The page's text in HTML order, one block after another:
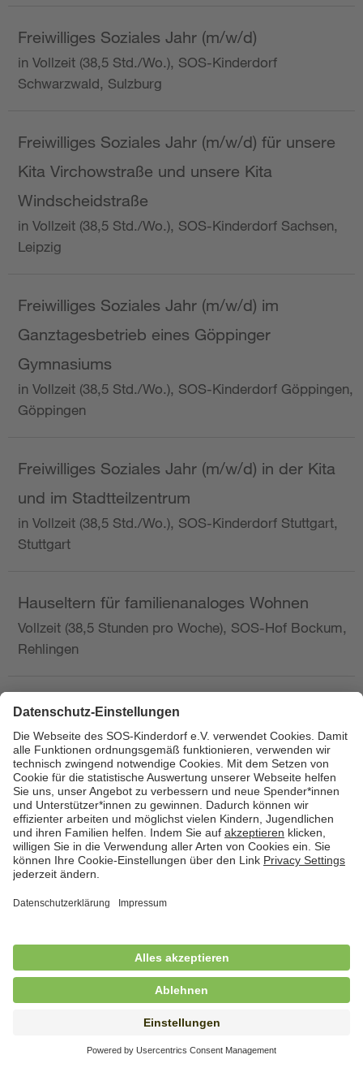
Freiwilliges Soziales Jahr (m/w/d)
in Vollzeit (38,5 Std./Wo.), SOS-Kinderdorf
Schwarzwald, Sulzburg
Freiwilliges Soziales Jahr (m/w/d) für unsere
Kita Virchowstraße und unsere Kita
Windscheidstraße
in Vollzeit (38,5 Std./Wo.), SOS-Kinderdorf Sachsen,
Leipzig
Freiwilliges Soziales Jahr (m/w/d) im
Ganztagesbetrieb eines Göppinger
Gymnasiums
in Vollzeit (38,5 Std./Wo.), SOS-Kinderdorf Göppingen,
Göppingen
Freiwilliges Soziales Jahr (m/w/d) in der Kita
und im Stadtteilzentrum
in Vollzeit (38,5 Std./Wo.), SOS-Kinderdorf Stuttgart,
Stuttgart
Hauseltern für familienanaloges Wohnen
Vollzeit (38,5 Stunden pro Woche), SOS-Hof Bockum,
Rehlingen
Hauswirtschafterin / Köchin (m/w/d) als
Ausbilderin (m/w/d) im Bereich
Nahrungszubereitung
in Vollzeit (38,5 Std./Wo.), SOS-Kinderdorf
Saarbrücken, Saarbrücken
Hauswirtschaftskraft (m/w/d)
in Teilzeit (mind. 20 - max. 30 Std./.Wo.), SOS-
Hauswirtschaftskraft (m/w/d)
in unbefristeter Anstellung, Teilzeit (20 Std./Wo.), SOS-
Kinderdorf Dortmund, Hagen